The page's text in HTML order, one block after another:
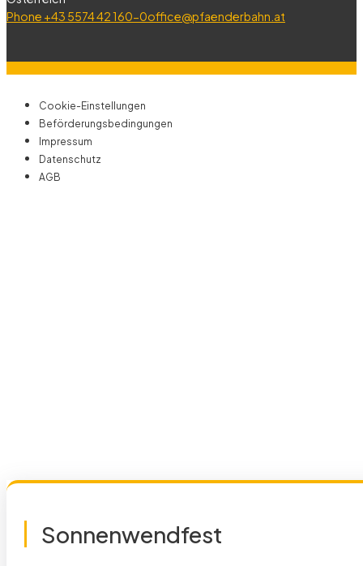
Phone +43 5574 42 160-0office@pfaenderbahn.at
Cookie-Einstellungen
Beförderungsbedingungen
Impressum
Datenschutz
AGB
Sonnenwendfest